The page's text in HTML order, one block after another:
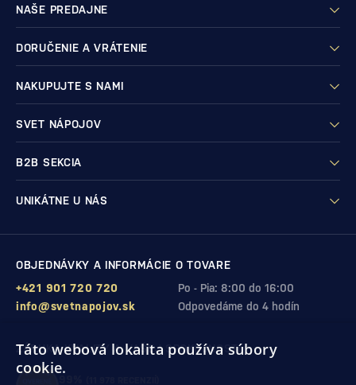
NAŠE PREDAJNE
DORUČENIE A VRÁTENIE
NAKUPUJTE S NAMI
SVET NÁPOJOV
B2B SEKCIA
UNIKÁTNE U NÁS
OBJEDNÁVKY A INFORMÁCIE O TOVARE
Po - Pia: 8:00 do 16:00
+421 901 720 720
Odpovedáme do 4 hodín
info@svetnapojov.sk
ZÁRUKA KVALITY A VAŠEJ SPOKOJNOSTI
Táto webová lokalita používa súbory
cookie.